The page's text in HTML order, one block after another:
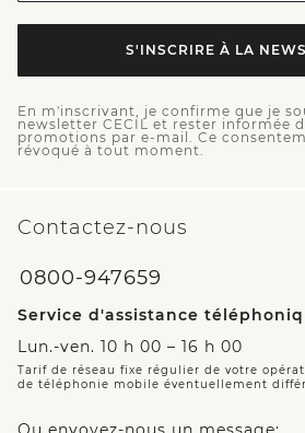
S'INSCRIRE À LA
En m'inscrivant, je confirme que je
newsletter CECIL et rester informée
promotions par e-mail. Ce
révoqué à tout moment.
Contactez-nous
0800-947659
Service d'assistance
Lun.-ven. 10 h 00 – 16 h 00
Tarif de réseau fixe régulier de votre
de téléphonie mobile éventuellement